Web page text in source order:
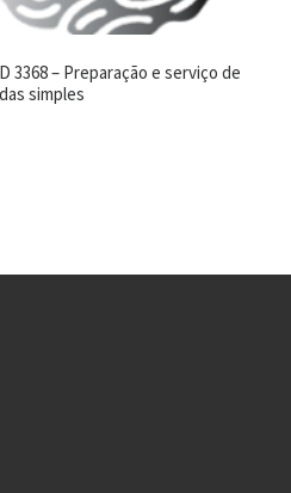
3368 – Preparação e serviço de
simples